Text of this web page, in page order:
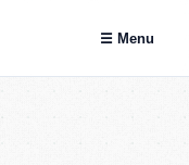
☰ Menu